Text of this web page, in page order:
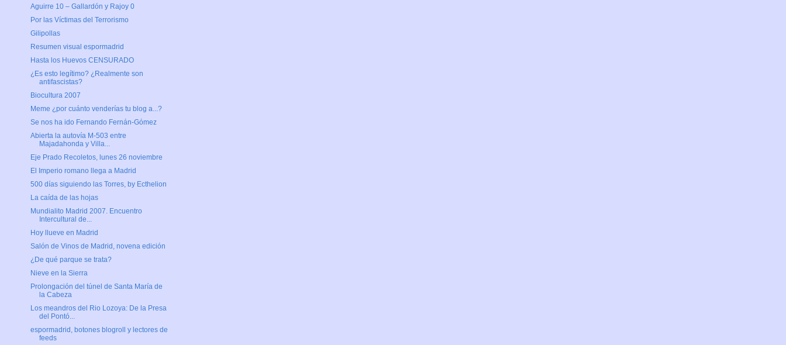
Aguirre 10 – Gallardón y Rajoy 0
Por las Víctimas del Terrorismo
Gilipollas
Resumen visual espormadrid
Hasta los Huevos CENSURADO
¿Es esto legítimo? ¿Realmente son
antifascistas?
Biocultura 2007
Meme ¿por cuánto venderías tu blog a...?
Se nos ha ido Fernando Fernán-Gómez
Abierta la autovía M-503 entre
Majadahonda y Villa...
Eje Prado Recoletos, lunes 26 noviembre
El Imperio romano llega a Madrid
500 días siguiendo las Torres, by Ecthelion
La caída de las hojas
Mundialito Madrid 2007. Encuentro
Intercultural de...
Hoy llueve en Madrid
Salón de Vinos de Madrid, novena edición
¿De qué parque se trata?
Nieve en la Sierra
Prolongación del túnel de Santa María de
la Cabeza
Los meandros del Rio Lozoya: De la Presa
del Pontó...
espormadrid, botones blogroll y lectores de
feeds